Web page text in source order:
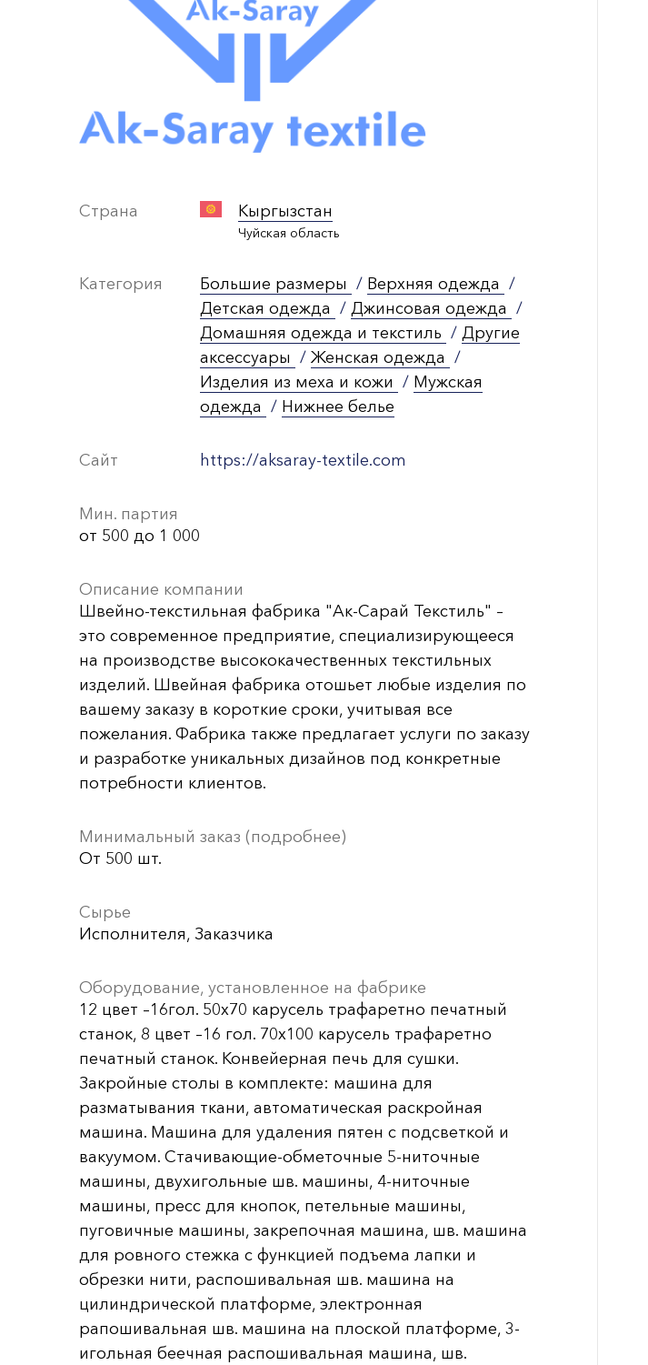
Страна Кыргызстан
Чуйская область
Категория Большие размеры / Верхняя одежда /
Детская одежда / Джинсовая одежда /
Домашняя одежда и текстиль / Другие
аксессуары / Женская одежда /
Изделия из меха и кожи / Мужская
одежда / Нижнее белье
Сайт https://aksaray-teхtile.com
Мин. партия
от 500 до 1 000
Описание компании
Швейно-текстильная фабрика "Ак-Сарай Текстиль" –
это современное предприятие, специализирующееся
на производстве высококачественных текстильных
изделий. Швейная фабрика отошьет любые изделия по
вашему заказу в короткие сроки, учитывая все
пожелания. Фабрика также предлагает услуги по заказу
и разработке уникальных дизайнов под конкретные
потребности клиентов.
Минимальный заказ (подробнее)
От 500 шт.
Сырье
Исполнителя, Заказчика
Оборудование, установленное на фабрике
12 цвет –16гол. 50х70 карусель трафаретно печатный
станок, 8 цвет –16 гол. 70х100 карусель трафаретно
печатный станок. Конвейерная печь для сушки.
Закройные столы в комплекте: машина для
разматывания ткани, автоматическая раскройная
машина. Машина для удаления пятен с подсветкой и
вакуумом. Стачивающие-обметочные 5-ниточные
машины, двухигольные шв. машины, 4-ниточные
машины, пресс для кнопок, петельные машины,
пуговичные машины, закрепочная машина, шв. машина
для ровного стежка с функцией подъема лапки и
обрезки нити, распошивальная шв. машина на
цилиндрической платформе, электронная
рапошивальная шв. машина на плоской платформе, 3-
игольная беечная распошивальная машина, шв.